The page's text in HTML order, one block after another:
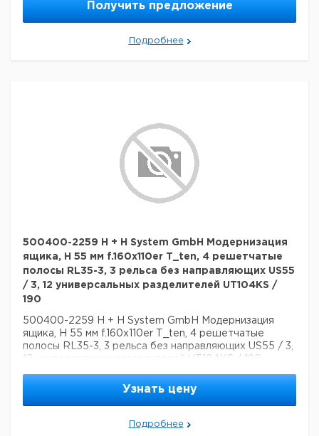
Получить предложение
Подробнее
500400-2259 H + H System GmbH Модернизация
ящика, H 55 мм f.160x110er T_ten, 4 решетчатые
полосы RL35-3, 3 рельса без направляющих US55
/ 3, 12 универсальных разделителей UT104KS /
190
500400-2259 H + H System GmbH Модернизация
ящика, H 55 мм f.160x110er T_ten, 4 решетчатые
полосы RL35-3, 3 рельса без направляющих US55 / 3,
Узнать цену
Подробнее